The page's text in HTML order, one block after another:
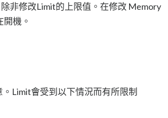
非修改Limit的上限值。在修改 Memory
機。
Limit會受到以下情況而有所限制